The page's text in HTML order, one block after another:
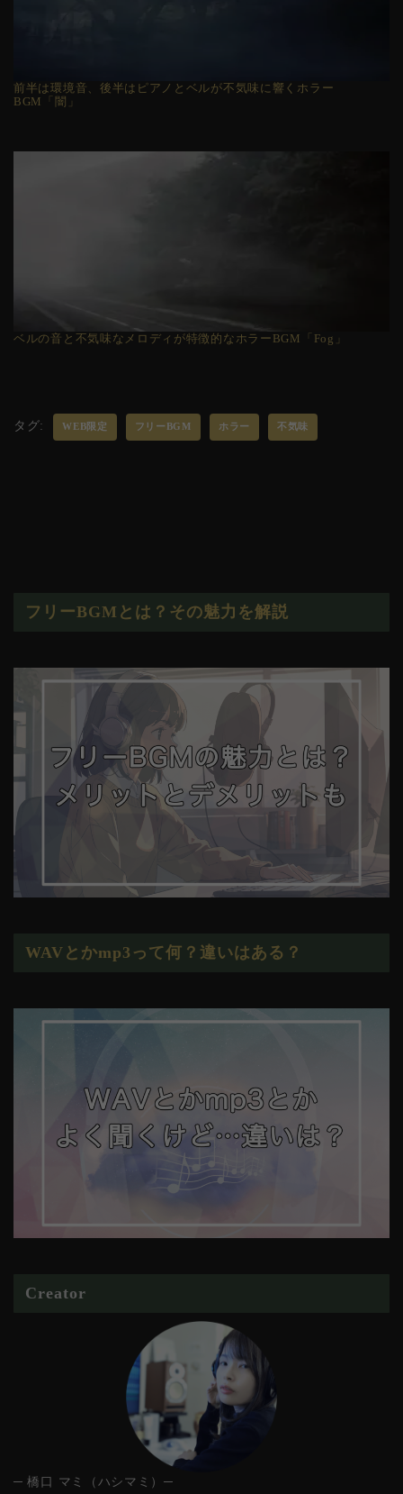
前半は環境音、後半はピアノとベルが不気味に響くホラー
BGM「闇」
ベルの音と不気味なメロディが特徴的なホラーBGM「Fog」
タグ: WEB限定 フリーBGM ホラー 不気味
フリーBGMとは？その魅力を解説
WAVとかmp3って何？違いはある？
Creator
─ 橋口 マミ（ハシマミ）─